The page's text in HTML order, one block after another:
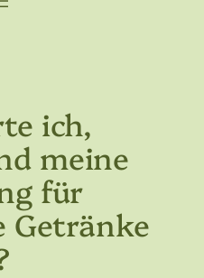
ich,
meine
für
Getränke